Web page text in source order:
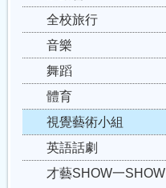
全校旅行
音樂
舞蹈
體育
視覺藝術小組
英語話劇
才藝SHOW一SHOW